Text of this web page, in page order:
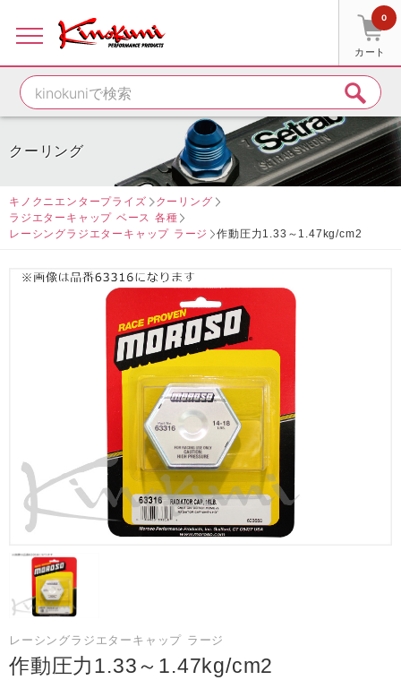
カート
0
クーリング
キノクニエンタープライズ
クーリング
ラジエターキャップ ベース 各種
レーシングラジエターキャップ ラージ
作動圧力1.33～1.47kg/cm2
レーシングラジエターキャップ ラージ
作動圧力1.33～1.47kg/cm2